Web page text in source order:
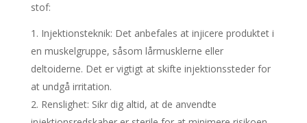
stof:
Injektionsteknik: Det anbefales at injicere produktet i
en muskelgruppe, såsom lårmusklerne eller
deltoiderne. Det er vigtigt at skifte injektionssteder for
at undgå irritation.
Renslighet: Sikr dig altid, at de anvendte